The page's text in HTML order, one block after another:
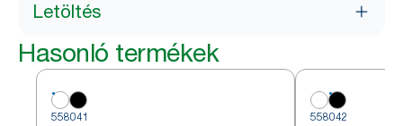
Letöltés
Hasonló termékek
558041 558042